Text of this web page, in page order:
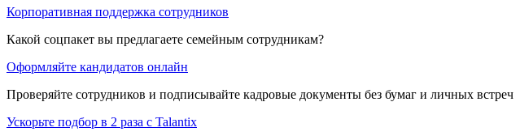
Корпоративная поддержка сотрудников
Какой соцпакет вы предлагаете семейным сотрудникам?
Оформляйте кандидатов онлайн
Проверяйте сотрудников и подписывайте кадровые документы без бумаг и личных встреч
Ускорьте подбор в 2 раза с Talantix